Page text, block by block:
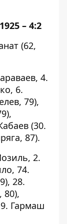
– 4:2
(62,
4.
6.
79),
(30.
87).
2.
74.
28.
80),
Гармаш